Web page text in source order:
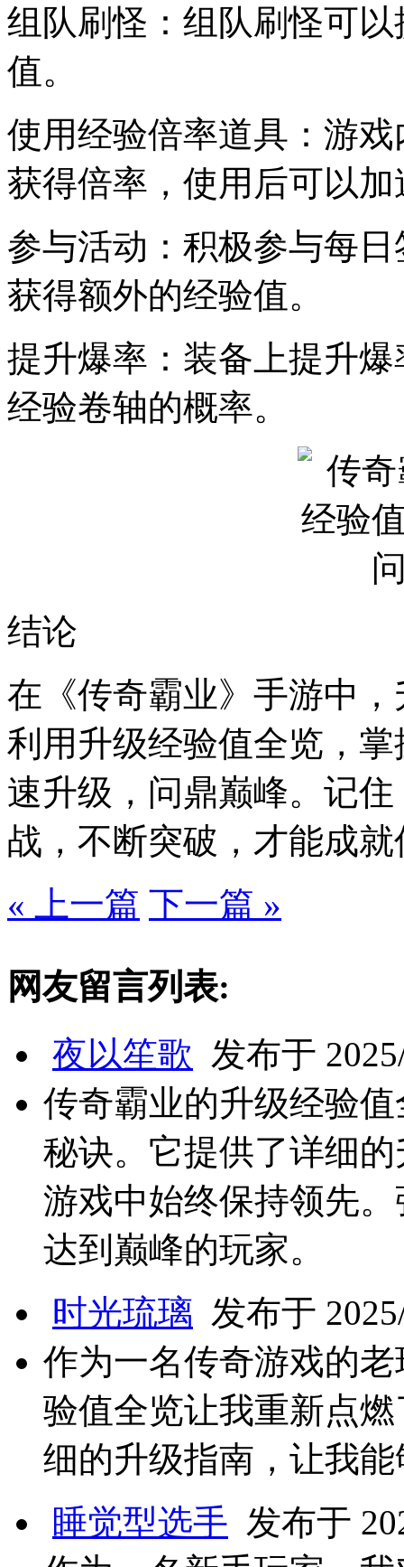
组队刷怪：组队刷怪可
值。
使用经验倍率道具：游
获得倍率，使用后可以
参与活动：积极参与每
获得额外的经验值。
提升爆率：装备上提升
经验卷轴的概率。
结论
在《传奇霸业》手游中
利用升级经验值全览，
速升级，问鼎巅峰。记
战，不断突破，才能成
« 上一篇 下一篇 »
网友留言列表:
夜以笙歌 发布于
传奇霸业的升级经验
秘诀。它提供了详细
游戏中始终保持领先
达到巅峰的玩家。
时光琉璃 发布于
作为一名传奇游戏的
验值全览让我重新点
细的升级指南，让我
睡觉型选手 发布于